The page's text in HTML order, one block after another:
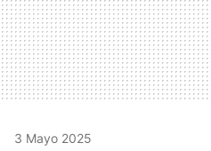
3 Mayo 2025